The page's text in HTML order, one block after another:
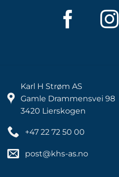
Karl H Strøm AS
Gamle Drammensvei 98
3420 Lierskogen
+47 22 72 50 00
post@khs-as.no